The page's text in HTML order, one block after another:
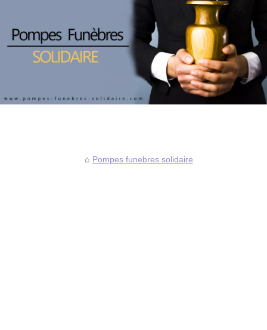
Pompes funebres solidaire